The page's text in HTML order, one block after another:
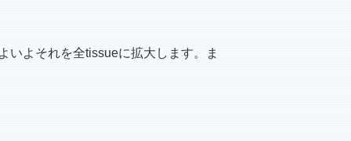
いよそれを全tissueに拡大します。ま